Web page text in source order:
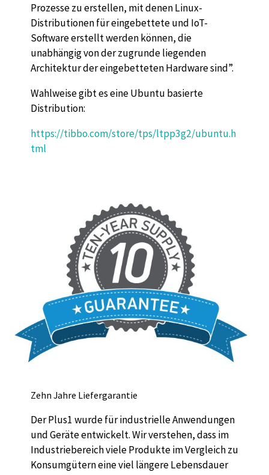
Prozesse zu erstellen, mit denen Linux-
Distributionen für eingebettete und IoT-
Software erstellt werden können, die
unabhängig von der zugrunde liegenden
Architektur der eingebetteten Hardware sind”.
Wahlweise gibt es eine Ubuntu basierte
Distribution:
https://tibbo.com/store/tps/ltpp3g2/ubuntu.h
tml
Zehn Jahre Liefergarantie
Der Plus1 wurde für industrielle Anwendungen
und Geräte entwickelt. Wir verstehen, dass im
Industriebereich viele Produkte im Vergleich zu
Konsumgütern eine viel längere Lebensdauer